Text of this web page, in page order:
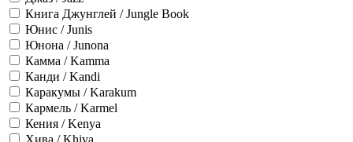
Книга Джунглей / Jungle Book
Юнис / Junis
Юнона / Junona
Камма / Kamma
Канди / Kandi
Каракумы / Karakum
Кармель / Karmel
Кения / Kenya
Хива / Khiva